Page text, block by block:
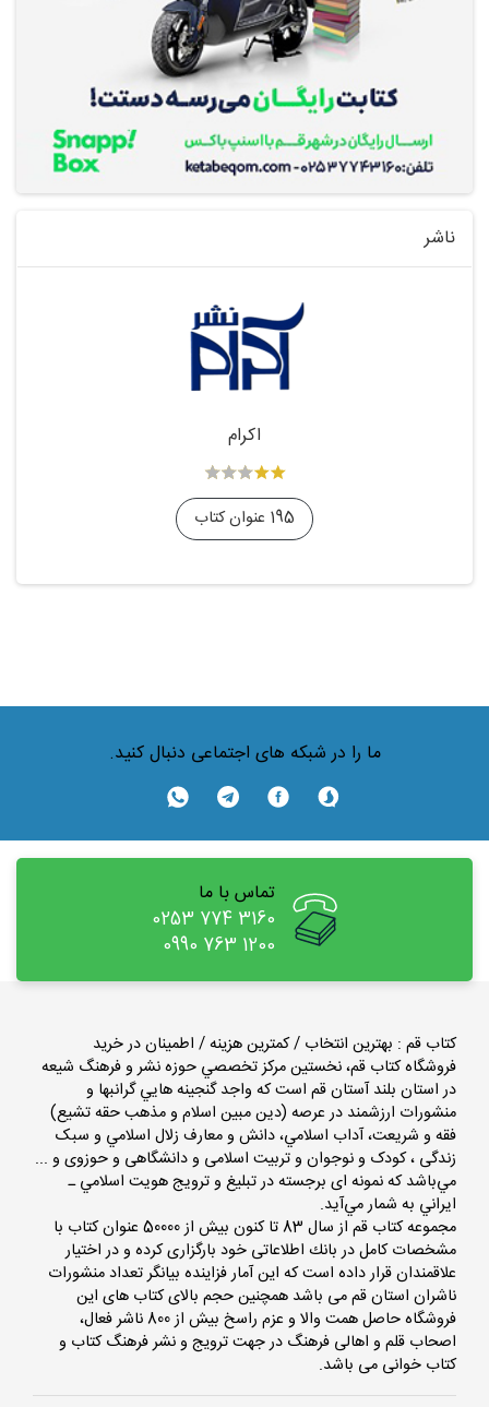
ناشر
اکرام
195 عنوان کتاب
ما را در شبکه های اجتماعی دنبال کنید.
تماس با ما
0253 774 3160
0990 763 1200
کتاب قم : بهترین انتخاب / کمترین هزینه / اطمینان در خرید
فروشگاه كتاب قم، نخستين مركز تخصصي حوزه نشر و فرهنگ شيعه
در استان بلند آستان قم است كه واجد گنجينه هايي گرانبها و
منشورات ارزشمند در عرصه (دين مبين اسلام و مذهب حقه تشيع)
فقه و شريعت، آداب اسلامي، دانش و معارف زلال اسلامي و سبک
زندگی ، کودک و نوجوان و تربیت اسلامی و دانشگاهی و حوزوی و ...
مي‌باشد كه نمونه‌ ای برجسته در تبليغ و ترويج هويت اسلامي ـ
ايراني به شمار مي‌آيد.
مجموعه كتاب قم از سال 83 تا کنون بیش از 50000 عنوان كتاب با
مشخصات كامل در بانك اطلاعاتی خود بارگزاری کرده و در اختیار
علاقمندان قرار داده است که این آمار فزاینده بیانگر تعداد منشورات
ناشران استان قم می باشد همچنین حجم بالای کتاب های این
فروشگاه حاصل همت والا و عزم راسخ بیش از 800 ناشر فعال،
اصحاب قلم و اهالی فرهنگ در جهت ترویج و نشر فرهنگ کتاب و
کتاب خوانی می باشد.